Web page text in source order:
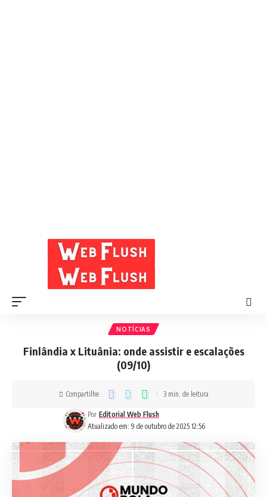
NOTÍCIAS
Finlândia x Lituânia: onde assistir e escalações
(09/10)
Atualizado em: 9 de outubro de 2025 12:56
Por Editorial Web Flush
Compartilhe 3 min. de leitura